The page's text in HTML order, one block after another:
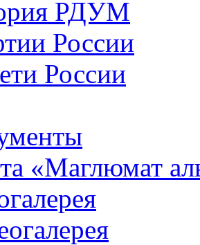
РДУМ
России
России
«Маглюмат